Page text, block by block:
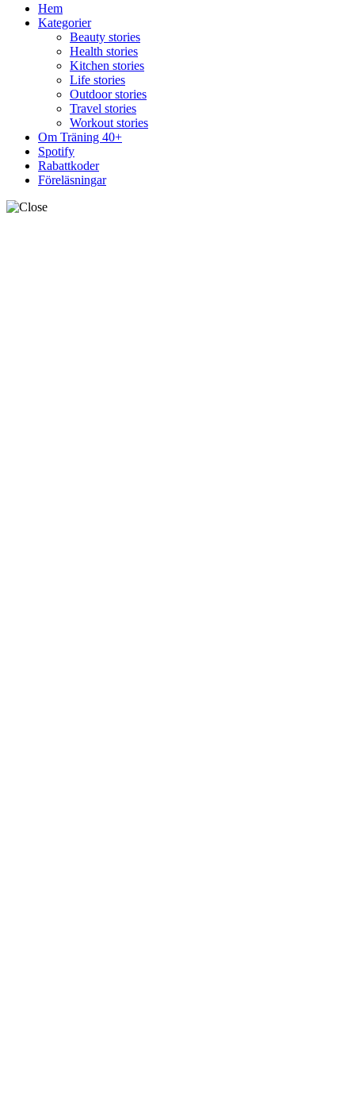
Hem
Kategorier
Beauty stories
Health stories
Kitchen stories
Life stories
Outdoor stories
Travel stories
Workout stories
Om Träning 40+
Spotify
Rabattkoder
Föreläsningar